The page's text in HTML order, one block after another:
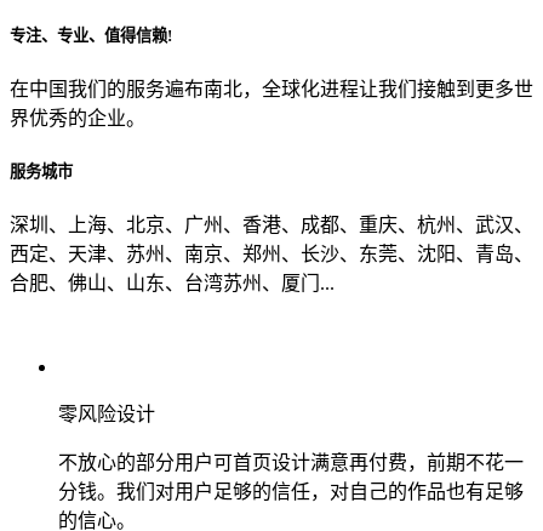
专注、专业、值得信赖!
在中国我们的服务遍布南北，全球化进程让我们接触到更多世
界优秀的企业。
服务城市
深圳、上海、北京、广州、香港、成都、重庆、杭州、武汉、
西定、天津、苏州、南京、郑州、长沙、东莞、沈阳、青岛、
合肥、佛山、山东、台湾苏州、厦门...
零风险设计
不放心的部分用户可首页设计满意再付费，前期不花一
分钱。我们对用户足够的信任，对自己的作品也有足够
的信心。